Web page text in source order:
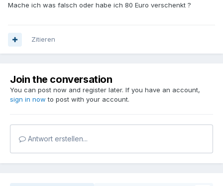
Mache ich was falsch oder habe ich 80 Euro verschenkt ?
Zitieren
Join the conversation
You can post now and register later. If you have an account,
sign in now to post with your account.
Antwort erstellen...